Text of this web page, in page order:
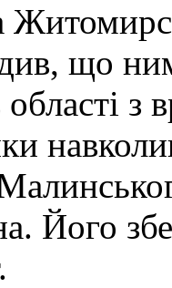
що
області
Його